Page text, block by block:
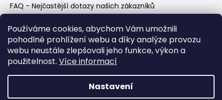
Používáme cookies, abychom Vám umožnili
pohodlné prohlížení webu a díky analýze provozu
webu neustále zlepšovali jeho funkce, výkon a
použitelnost. Více informací
Nastavení
FAQ - Nejčastější dotazy našich zákazníků
Mapa braiderek
Kurz zapletání vlasů
Blog
O nás
Kontakt